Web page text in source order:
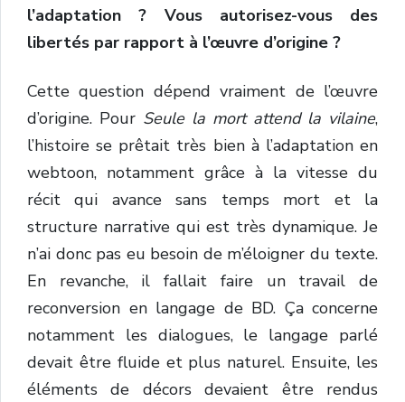
l’adaptation ? Vous autorisez-vous des
libertés par rapport à l’œuvre d’origine ?
Cette question dépend vraiment de l’œuvre
d’origine. Pour Seule la mort attend la vilaine,
l’histoire se prêtait très bien à l’adaptation en
webtoon, notamment grâce à la vitesse du
récit qui avance sans temps mort et la
structure narrative qui est très dynamique. Je
n’ai donc pas eu besoin de m’éloigner du texte.
En revanche, il fallait faire un travail de
reconversion en langage de BD. Ça concerne
notamment les dialogues, le langage parlé
devait être fluide et plus naturel. Ensuite, les
éléments de décors devaient être rendus